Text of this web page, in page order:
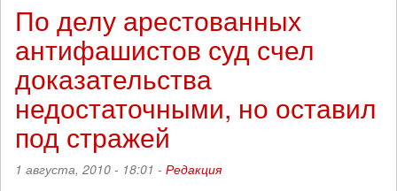
как
пенсионеры
пустили
поезд
под
откос
По делу арестованных
антифашистов суд счел
доказательства
недостаточными, но оставил
под стражей
1 августа, 2010 - 18:01 - Редакция